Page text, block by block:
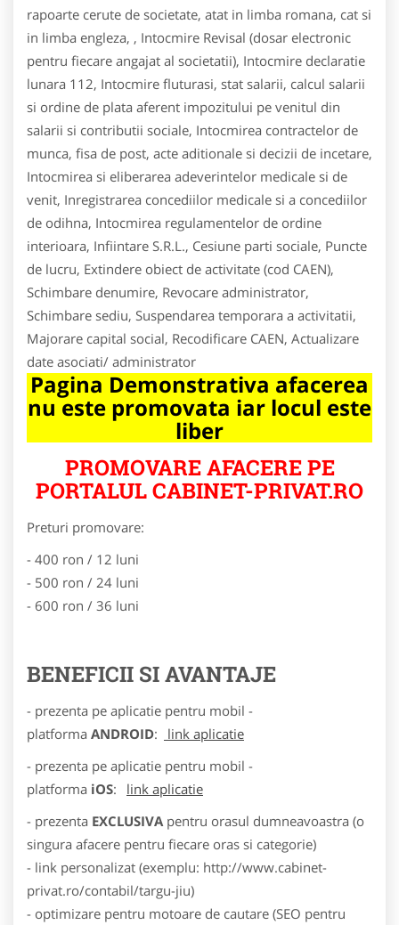
rapoarte cerute de societate, atat in limba romana, cat si
in limba engleza, , Intocmire Revisal (dosar electronic
pentru fiecare angajat al societatii), Intocmire declaratie
lunara 112, Intocmire fluturasi, stat salarii, calcul salarii
si ordine de plata aferent impozitului pe venitul din
salarii si contributii sociale, Intocmirea contractelor de
munca, fisa de post, acte aditionale si decizii de incetare,
Intocmirea si eliberarea adeverintelor medicale si de
venit, Inregistrarea concediilor medicale si a concediilor
de odihna, Intocmirea regulamentelor de ordine
interioara, Infiintare S.R.L., Cesiune parti sociale, Puncte
de lucru, Extindere obiect de activitate (cod CAEN),
Schimbare denumire, Revocare administrator,
Schimbare sediu, Suspendarea temporara a activitatii,
Majorare capital social, Recodificare CAEN, Actualizare
date asociati/ administrator
Pagina Demonstrativa afacerea
nu este promovata iar locul este
liber
PROMOVARE AFACERE PE
PORTALUL CABINET-PRIVAT.RO
Preturi promovare:
- 400 ron / 12 luni
- 500 ron / 24 luni
- 600 ron / 36 luni
BENEFICII SI AVANTAJE
- prezenta pe aplicatie pentru mobil -
platforma ANDROID:
link aplicatie
- prezenta pe aplicatie pentru mobil -
platforma iOS:
link aplicatie
- prezenta EXCLUSIVA pentru orasul dumneavoastra (o
singura afacere pentru fiecare oras si categorie)
- link personalizat (exemplu: http://www.cabinet-
privat.ro/contabil/targu-jiu)
- optimizare pentru motoare de cautare (SEO pentru